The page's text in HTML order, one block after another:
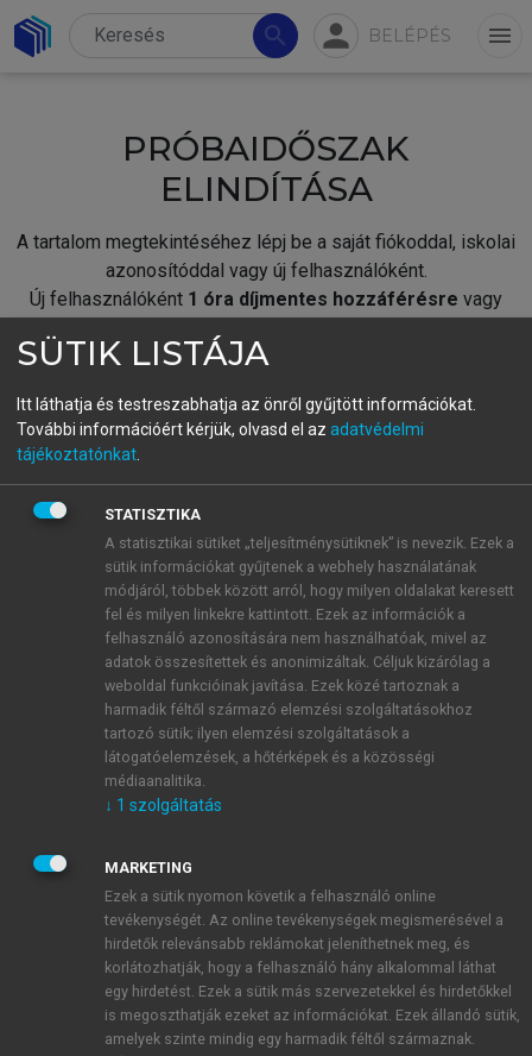
search person BELÉPÉS menu
PRÓBAIDŐSZAK
ELINDÍTÁSA
A tartalom megtekintéséhez lépj be a saját fiókoddal, iskolai
azonosítóddal vagy új felhasználóként.
Új felhasználóként 1 óra díjmentes hozzáférésre vagy
fiókoddal,vagy hozz létre új fiókot.
A regisztráció után apróbaidőszakautomatikusan
BELÉPÉS SAJÁT FIÓKKAL
ÚJ FIÓK LÉTREHOZÁSA
1 óra díjmentes hozzáférés
E-MAIL-CÍM
JELSZÓ
JELSZÓ ÚJRA
Kérek értesítést a MeRSZ újdonságairól, akcióiról.
SÜTIK LISTÁJA
Itt láthatja és testreszabhatja az önről gyűjtött információkat.
További információért kérjük, olvasd el az adatvédelmi
tájékoztatónkat
STATISZTIKA
A statisztikai sütiket „teljesítménysütiknek” is nevezik. Ezek a
sütik információkat gyűjtenek a webhely használatának
módjáról, többek között arról, hogy milyen oldalakat keresett
fel és milyen linkekre kattintott. Ezek az információk a
felhasználó azonosítására nem használhatóak, mivel az
adatok összesítettek és anonimizáltak. Céljuk kizárólag a
weboldal funkcióinak javítása. Ezek közé tartoznak a
harmadik féltől származó elemzési szolgáltatásokhoz
tartozó sütik; ilyen elemzési szolgáltatások a
látogatóelemzések, a hőtérképek és a közösségi
médiaanalitika.
↓ 1 szolgáltatás
MARKETING
Ezek a sütik nyomon követik a felhasználó online
tevékenységét. Az online tevékenységek megismerésével a
hirdetők relevánsabb reklámokat jeleníthetnek meg, és
korlátozhatják, hogy a felhasználó hány alkalommal láthat
egy hirdetést. Ezek a sütik más szervezetekkel és hirdetőkkel
is megoszthatják ezeket az információkat. Ezek állandó sütik,
amelyek szinte mindig egy harmadik féltől származnak.